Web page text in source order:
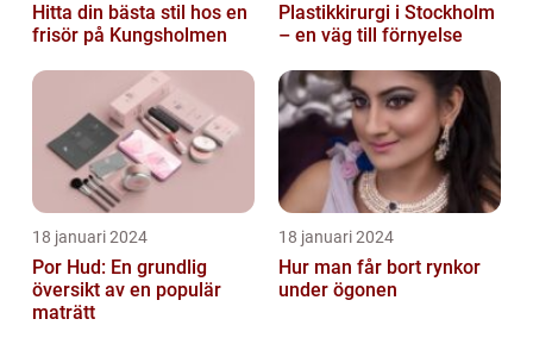
Hitta din bästa stil hos en
frisör på Kungsholmen
Plastikkirurgi i Stockholm
– en väg till förnyelse
18 januari 2024
Por Hud: En grundlig
översikt av en populär
maträtt
18 januari 2024
Hur man får bort rynkor
under ögonen